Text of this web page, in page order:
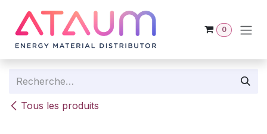
0
Tous les produits